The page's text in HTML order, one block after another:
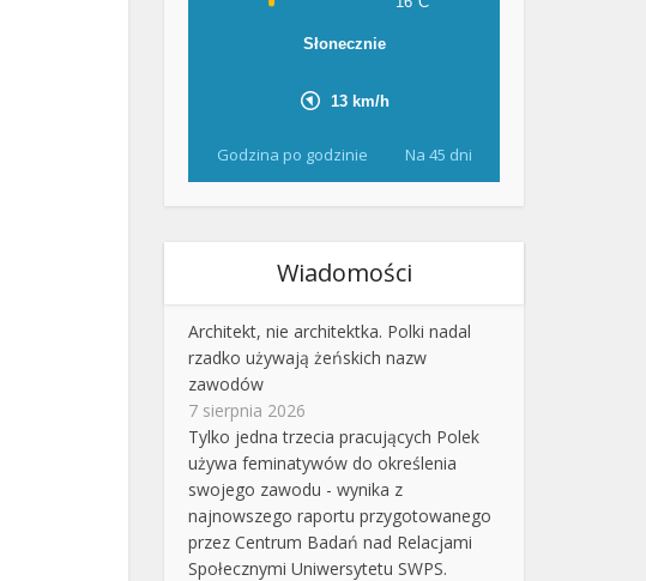
Godzina po godzinie Na 45 dni
Wiadomości
Architekt, nie architektka. Polki nadal
rzadko używają żeńskich nazw
zawodów
7 sierpnia 2026
Tylko jedna trzecia pracujących Polek
używa feminatywów do określenia
swojego zawodu - wynika z
najnowszego raportu przygotowanego
przez Centrum Badań nad Relacjami
Społecznymi Uniwersytetu SWPS.